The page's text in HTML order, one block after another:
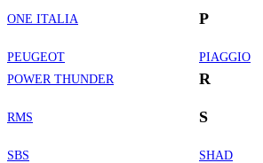
ONE ITALIA P
PEUGEOT
PIAGGIO
POWER THUNDER
R
RMS S
SBS
SHAD